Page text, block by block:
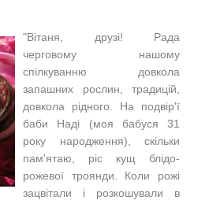
"Вітаня, друзі! Рада
черговому нашому
спілкуванню довкола
запашних рослин, традицій,
довкола рідного. На подвір'ї
баби Наді (моя бабуся 31
року народження), скільки
пам'ятаю, ріс кущ блідо-
рожевої троянди. Коли рожі
зацвітали і розкошували в